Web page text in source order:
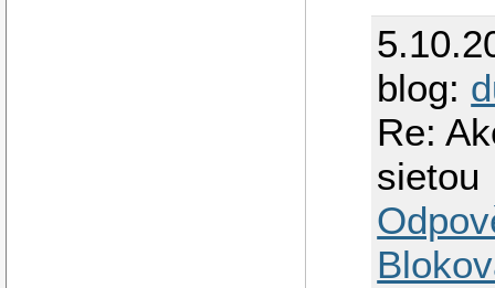
blog:
Re:
sietou